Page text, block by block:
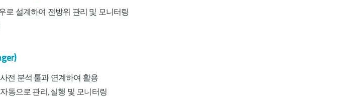
로 설계하여 전방위 관리 및 모니터링
전 분석 툴과 연계하여 활용
동으로 관리, 실행 및 모니터링